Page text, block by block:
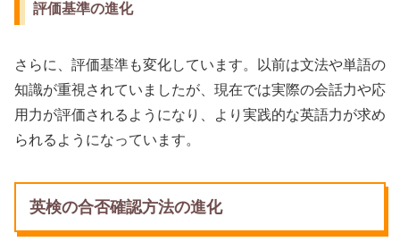
評価基準の進化
さらに、評価基準も変化しています。以前は文法や単語の
知識が重視されていましたが、現在では実際の会話力や応
用力が評価されるようになり、より実践的な英語力が求め
られるようになっています。
英検の合否確認方法の進化